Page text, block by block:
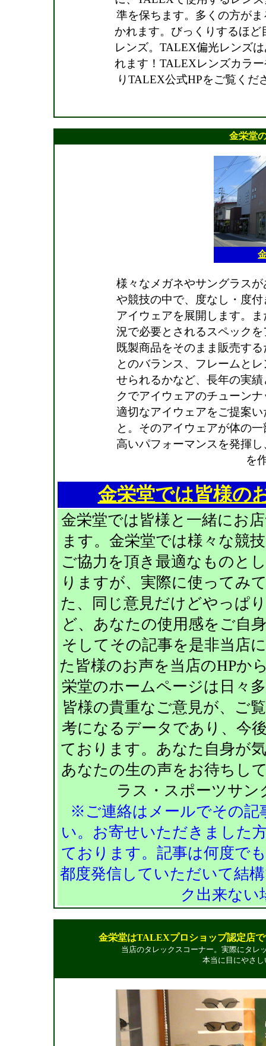
準を保ちます。多くの方が
かれます。びっくりするほ
レンズ。TALEX偏光レンズ
れます！TALEXレンズカラ
りTALEX公式HPをご覧く
金栄堂
様々なメガネやサングラス
や競技の中で、度なし・度
アイウェアを展開します。
況で必要とされるスペック
既製商品をそのまま販売す
とのバランス、フレームと
せられるかなど、長年の実
クでアイウェアのチューン
適切なアイウェアをご提案
と。そのアイウェアが体の
高いパフォーマンスを発揮
を
金栄堂では皆様の
金栄堂では皆様と一緒にお
ます。金栄堂では様々な競
ご協力を頂き最適なものと
りますが、実際に使ってみ
た、同じ意見だけどやっぱ
ど、あなたの使用感をご自
そしてその記事を是非当店
た皆様のお声を当店のHPか
栄堂のホームページは日々
皆様の貴重なご意見が、ご
考になるデータであり、今
ております。あなた自身が
あなたの生の声をお待ちし
ラス・スポーツサ
※ご連絡はメールでその記
い。お寄せいただきました
ております。記事は何度で
都度発信していただいて結
ク出来ない
金栄堂はTALEXプロショップ認定店
当店のタレックスコーナー。実際にタレ
本当に目にやさ